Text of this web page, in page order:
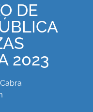
DE
2023